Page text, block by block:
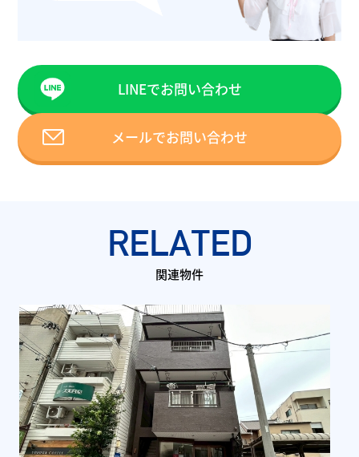
LINEでお問い合わせ
メールでお問い合わせ
RELATED
関連物件